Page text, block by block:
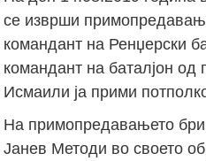
се изврши
командант на Ренџерски
командант на баталјон
Исмаили ја прими
На примопредавањето
Јанев Методи во своето